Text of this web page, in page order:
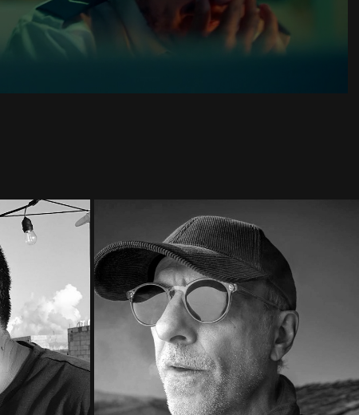
MIGUEL DOCAL